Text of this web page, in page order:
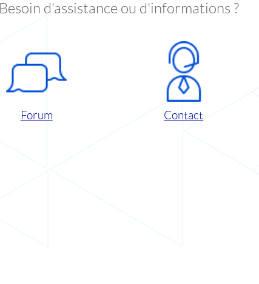
Besoin d'assistance ou d'informations ?
Forum Contact